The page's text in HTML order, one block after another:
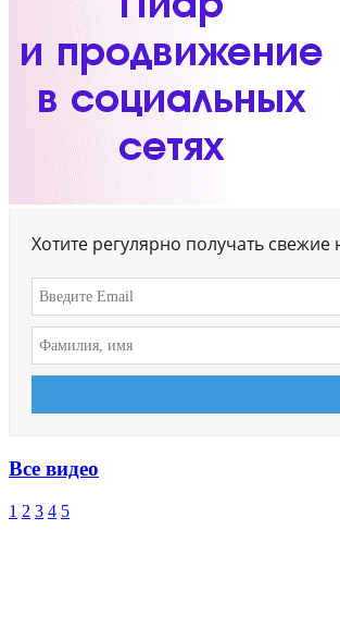
Хотите регулярно получать
Все видео
1 2 3 4 5